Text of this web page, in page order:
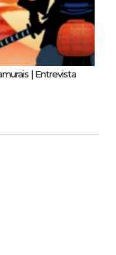
| Entrevista